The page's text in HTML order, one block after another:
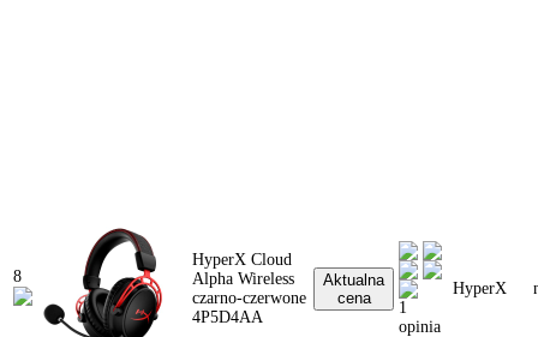
8
HyperX Cloud
Alpha Wireless
czarno-czerwone
4P5D4AA
Aktualna
cena
1
opinia
HyperX